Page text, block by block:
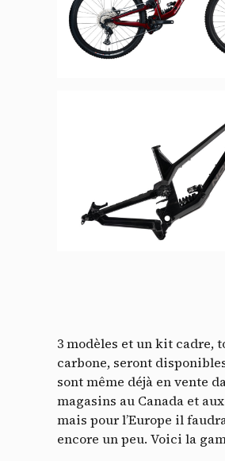
3 modèles et un kit cadre,
carbone, seront
sont même déjà en vente
magasins au Canada et
mais pour l’Europe il
encore un peu. Voici la